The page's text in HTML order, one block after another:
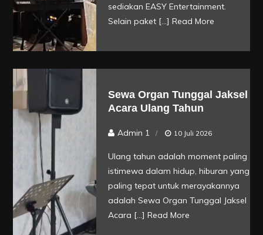
sediakan EASY Entertainment.
Selain paket […] Read More
Sewa Organ Tunggal Jaksel
Acara Ulang Tahun
Admin 1 10 Juli 2026
Ulang tahun adalah moment paling
istimewa dalam hidup, hiburan yang
paling tepat untuk merayakannya
adalah Sewa Organ Tunggal Jaksel
Acara […] Read More